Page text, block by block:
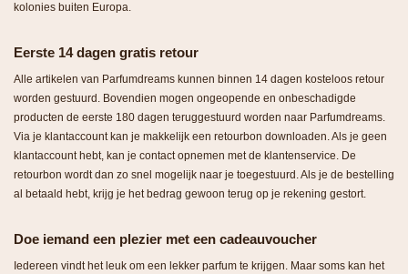
kolonies buiten Europa.
Eerste 14 dagen gratis retour
Alle artikelen van Parfumdreams kunnen binnen 14 dagen kosteloos retour
worden gestuurd. Bovendien mogen ongeopende en onbeschadigde
producten de eerste 180 dagen teruggestuurd worden naar Parfumdreams.
Via je klantaccount kan je makkelijk een retourbon downloaden. Als je geen
klantaccount hebt, kan je contact opnemen met de klantenservice. De
retourbon wordt dan zo snel mogelijk naar je toegestuurd. Als je de bestelling
al betaald hebt, krijg je het bedrag gewoon terug op je rekening gestort.
Doe iemand een plezier met een cadeauvoucher
Iedereen vindt het leuk om een lekker parfum te krijgen. Maar soms kan het